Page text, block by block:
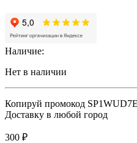
Наличие:
Нет в наличии
Копируй промокод
Доставку в любой город
300 ₽